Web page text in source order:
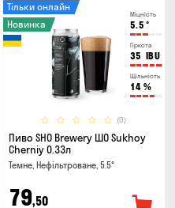
Міцність
5.5 °
Гіркота
35 IBU
Щільність
14 %
(0)
Тільки онлайн
Новинка
Пиво SHO Brewery ШО Sukhoy
Cherniy 0.33л
Темне, Нефільтроване, 5.5°
79,50